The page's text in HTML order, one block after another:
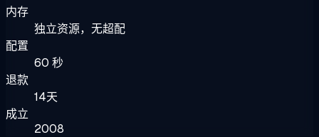
内存
独立资源，无超配
配置
60 秒
退款
14天
成立
2008